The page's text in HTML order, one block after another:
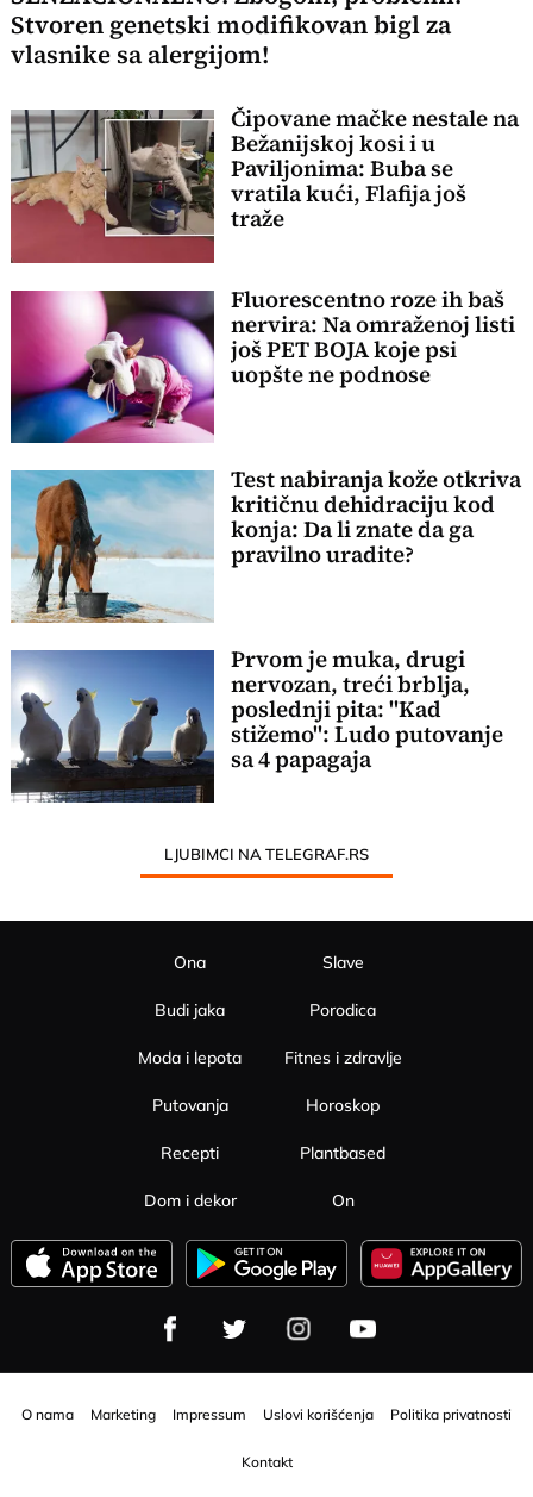
Stvoren genetski modifikovan bigl za
vlasnike sa alergijom!
Čipovane mačke nestale na
Bežanijskoj kosi i u
Paviljonima: Buba se
vratila kući, Flafija još
traže
Fluorescentno roze ih baš
nervira: Na omraženoj listi
još PET BOJA koje psi
uopšte ne podnose
Test nabiranja kože otkriva
kritičnu dehidraciju kod
konja: Da li znate da ga
pravilno uradite?
Prvom je muka, drugi
nervozan, treći brblja,
poslednji pita: "Kad
stižemo": Ludo putovanje
sa 4 papagaja
LJUBIMCI NA TELEGRAF.RS
Ona
Budi jaka
Moda i lepota
Slave
Porodica
Fitnes i zdravlje
Putovanja
Recepti
Dom i dekor
Horoskop
Plantbased
On
O nama Marketing Impressum Uslovi korišćenja Politika privatnosti
Kontakt